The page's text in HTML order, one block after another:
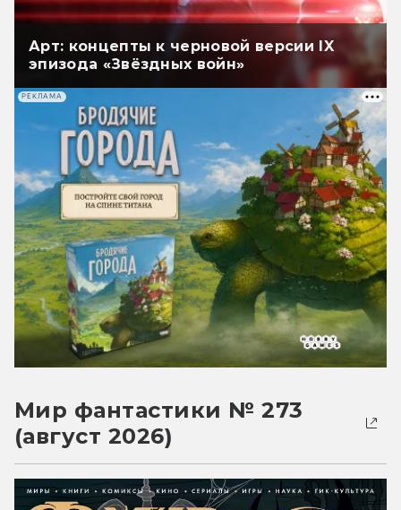
Арт: концепты к черновой версии IX
эпизода «Звёздных войн»
РЕКЛАМА
Мир фантастики № 273
(август 2026)